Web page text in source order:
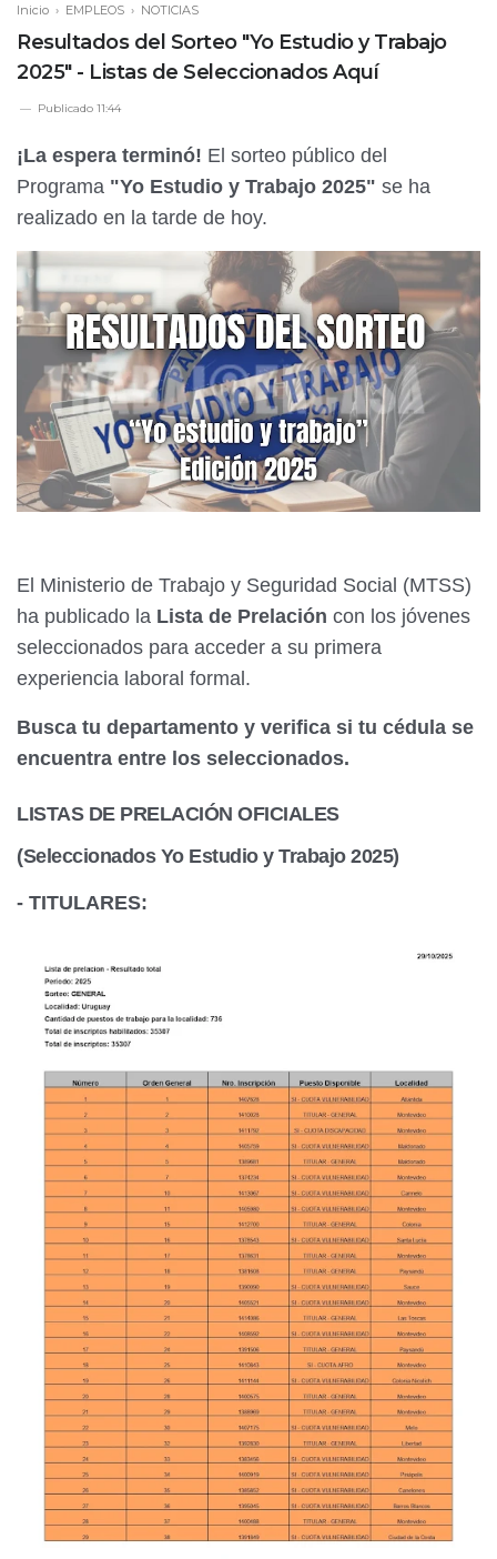
Inicio › EMPLEOS › NOTICIAS
Resultados del Sorteo "Yo Estudio y Trabajo
2025" - Listas de Seleccionados Aquí
Publicado 11:44
¡La espera terminó! El sorteo público del
Programa "Yo Estudio y Trabajo 2025" se ha
realizado en la tarde de hoy.
El Ministerio de Trabajo y Seguridad Social (MTSS)
ha publicado la Lista de Prelación con los jóvenes
seleccionados para acceder a su primera
experiencia laboral formal.
Busca tu departamento y verifica si tu cédula se
encuentra entre los seleccionados.
LISTAS DE PRELACIÓN OFICIALES
(Seleccionados Yo Estudio y Trabajo 2025)
- TITULARES: